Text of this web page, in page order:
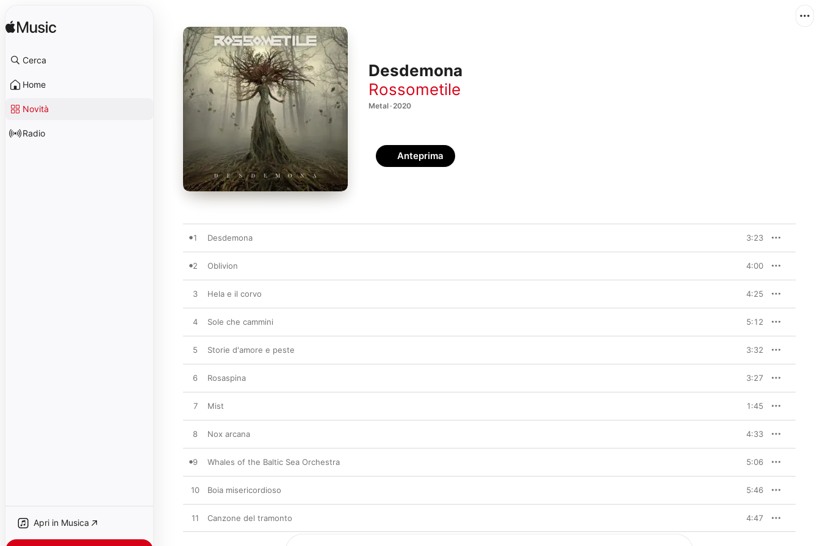
Cerca
Home
Novità
Radio
Apri in Musica
Desdemona
Rossometile
Metal · 2020
Anteprima
1 Desdemona 3:23
2 Oblivion 4:00
3 Hela e il corvo 4:25
4 Sole che cammini 5:12
5 Storie d'amore e peste 3:32
6 Rosaspina 3:27
7 Mist 1:45
8 Nox arcana 4:33
9 Whales of the Baltic Sea Orchestra 5:06
10 Boia misericordioso 5:46
11 Canzone del tramonto 4:47